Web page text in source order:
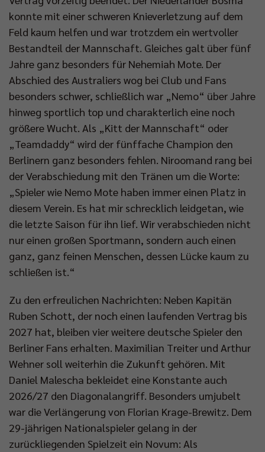
konnte mit einer schweren Knieverletzung auf dem
Feld kaum helfen und war trotzdem ein wertvoller
Bestandteil der Mannschaft. Gleiches galt über fünf
Jahre ganz besonders für Nehemiah Mote. Der
Abschied des Australiers wog bei Club und Fans
besonders schwer, schließlich war „Nemo“ über Jahre
hinweg sportlich top und charakterlich eine noch
größere Wucht. Als „Kitt der Mannschaft“ oder
„Teamdaddy“ wird der fünffache Champion den
Berlinern ganz besonders fehlen. Niroomand rang bei
der Verabschiedung mit den Tränen um die Worte:
„Spieler wie Nemo Mote haben immer einen Platz in
diesem Verein. Es hat mir schrecklich leidgetan, wie
die letzte Saison für ihn lief. Wir verabschieden nicht
nur einen großen Sportmann, sondern auch einen
ganz, ganz feinen Menschen, dessen Lücke kaum zu
schließen ist.“
Zu den erfreulichen Nachrichten: Neben Kapitän
Ruben Schott, der noch einen laufenden Vertrag bis
2027 hat, bleiben vier weitere deutsche Spieler den
Berliner Fans erhalten. Maximilian Treiter und Arthur
Wehner soll weiterhin die Zukunft gehören. Mit
Daniel Malescha bekleidet eine Konstante auch
2026/27 den Diagonalangriff. Besonders umjubelt
war die Verlängerung von Florian Krage-Brewitz. Dem
29-jährigen Nationalspieler gelang in der
zurückliegenden Spielzeit ein Novum: Als